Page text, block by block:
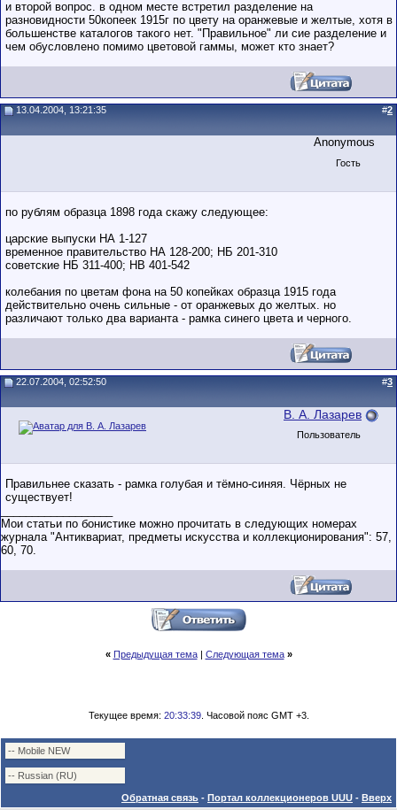
и второй вопрос. в одном месте встретил разделение на
разновидности 50копеек 1915г по цвету на оранжевые и желтые, хотя в
большенстве каталогов такого нет. "Правильное" ли сие разделение и
чем обусловлено помимо цветовой гаммы, может кто знает?
13.04.2004, 13:21:35 #2
Anonymous
Гость
по рублям образца 1898 года скажу следующее:
царские выпуски НА 1-127
временное правительство НА 128-200; НБ 201-310
советские НБ 311-400; НВ 401-542
колебания по цветам фона на 50 копейках образца 1915 года
действительно очень сильные - от оранжевых до желтых. но
различают только два варианта - рамка синего цвета и черного.
22.07.2004, 02:52:50 #3
В. А. Лазарев
Пользователь
Правильнее сказать - рамка голубая и тёмно-синяя. Чёрных не
существует!
Мои статьи по бонистике можно прочитать в следующих номерах
журнала "Антиквариат, предметы искусства и коллекционирования": 57,
60, 70.
« Предыдущая тема| Следующая тема »
Текущее время: 20:33:39. Часовой пояс GMT +3.
Обратная связь - Портал коллекционеров UUU - Вверх